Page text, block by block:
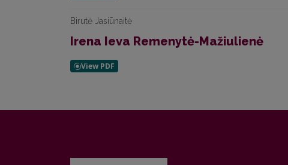
Birutė Jasiūnaitė
Irena Ieva Remenytė-Mažiulienė